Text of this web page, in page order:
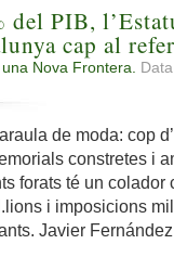
del PIB,
cap al
Nova Frontera.
de moda: cop
constretes i
forats té un colador
i imposicions
Javier